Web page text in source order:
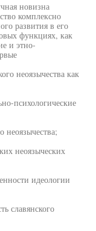
новизна
комплексно
развития в его
функциях, как
и этно-
неоязычества как
психологические
неоязычества;
неоязыческих
идеологии
славянского